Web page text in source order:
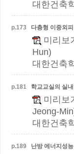
대한건축
p.173 다층형 이중외
미리보
Hun)
대한건축
p.181 학교교실의 실
미리보
Jeong-
대한건축
p.189 난방 에너지성